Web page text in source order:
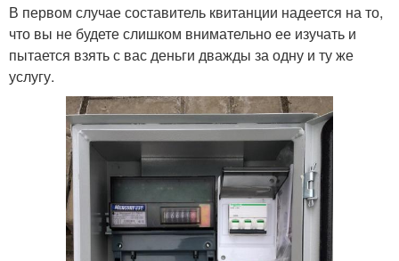
В первом случае составитель квитанции надеется на то,
что вы не будете слишком внимательно ее изучать и
пытается взять с вас деньги дважды за одну и ту же
услугу.